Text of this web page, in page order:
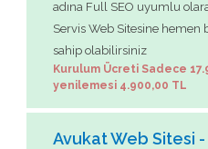
adına Full SEO uyumlu
Servis Web Sitesine
sahip olabilirsiniz
Kurulum Ücreti Sadece
yenilemesi 4.900,00 TL
Avukat Web Sitesi -